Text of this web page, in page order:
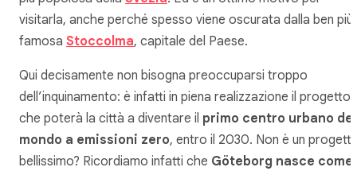
visitarla, anche perché spesso viene oscurata dalla ben più
famosa Stoccolma, capitale del Paese.
Qui decisamente non bisogna preoccuparsi troppo
dell’inquinamento: è infatti in piena realizzazione il progetto
che poterà la città a diventare il primo centro urbano del
mondo a emissioni zero, entro il 2030. Non è un
bellissimo? Ricordiamo infatti che Göteborg nasce come